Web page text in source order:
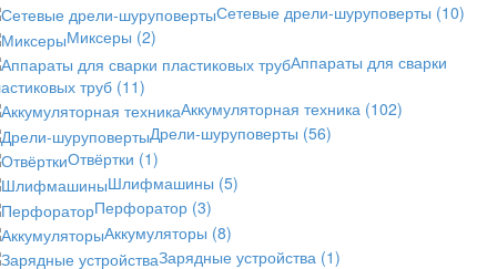
Сетевые дрели-шуруповерты (10)
Миксеры (2)
Аппараты для сварки
труб (11)
Аккумуляторная техника (102)
Дрели-шуруповерты (56)
Отвёртки (1)
Шлифмашины (5)
Перфоратор (3)
Аккумуляторы (8)
Зарядные устройства (1)